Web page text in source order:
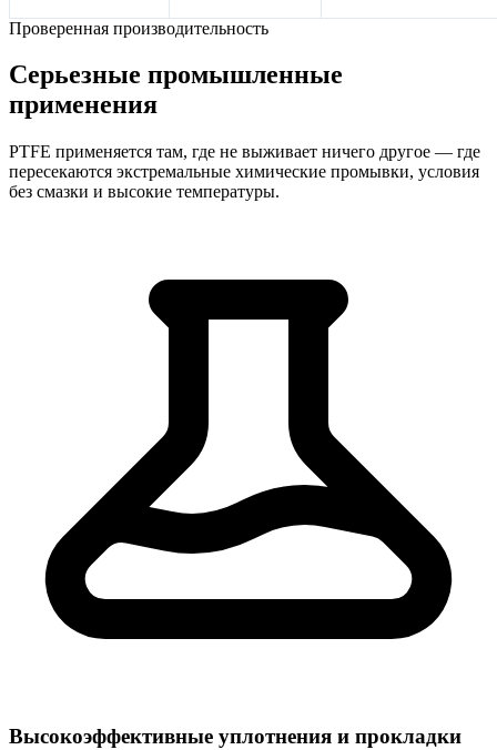
Проверенная производительность
Серьезные промышленные
применения
PTFE применяется там, где не выживает ничего другое — где
пересекаются экстремальные химические промывки, условия
без смазки и высокие температуры.
Высокоэффективные уплотнения и прокладки